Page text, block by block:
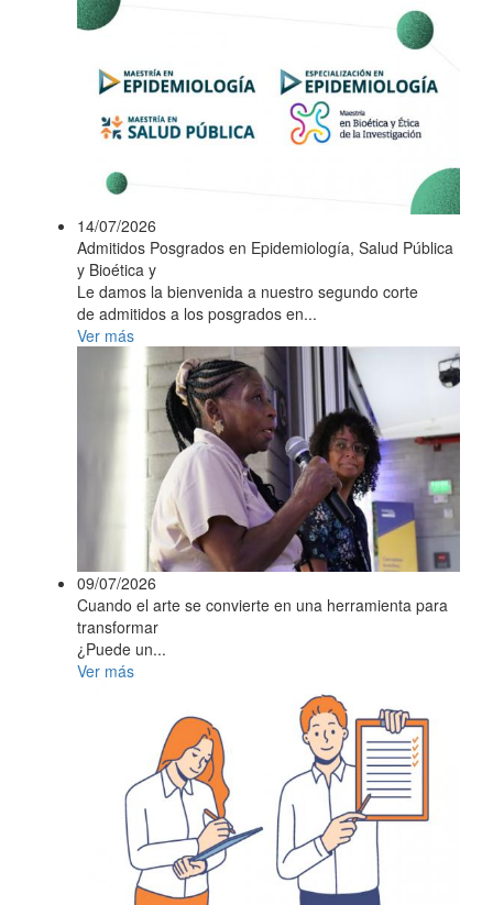
14/07/2026
Admitidos Posgrados en Epidemiología, Salud Pública
y Bioética y
Le damos la bienvenida a nuestro segundo corte
de admitidos a los posgrados en...
Ver más
09/07/2026
Cuando el arte se convierte en una herramienta para
transformar
¿Puede un...
Ver más